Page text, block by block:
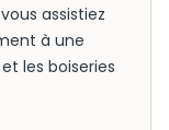
assistiez
à une
les boiseries